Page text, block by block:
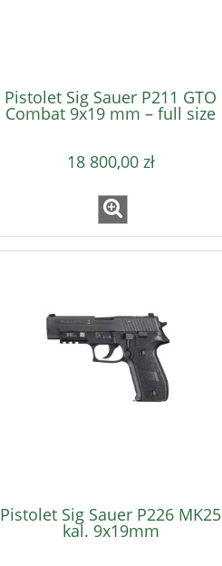
Pistolet Sig Sauer P211 GTO
Combat 9x19 mm – full size
18 800,00 zł
Pistolet Sig Sauer P226 MK25
kal. 9x19mm